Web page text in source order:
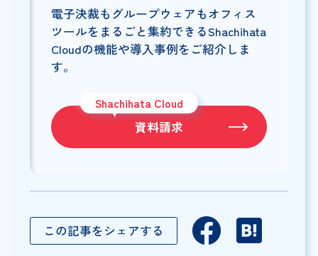
電子決裁もグループウェアもオフィス
ツールをまるごと集約できるShachihata
Cloudの機能や導入事例をご紹介しま
す。
Shachihata Cloud
資料請求
この記事をシェアする